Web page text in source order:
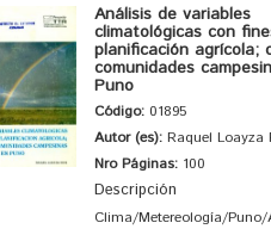
Análisis de variables
climatológicas con
planificación agrícola;
comunidades
Puno
Código: 01895
Autor (es): Raquel Loayza
Nro Páginas: 100
Descripción
Clima/Metereología/